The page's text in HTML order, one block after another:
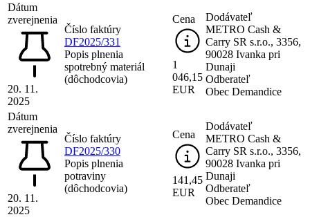
Dátum
zverejnenia
20. 11.
2025
Číslo faktúry
DF2025/331
Popis plnenia
spotrebný materiál
(dôchodcovia)
Cena
1
046,15
EUR
Dodávateľ
METRO Cash &
Carry SR s.r.o., 3356,
90028 Ivanka pri
Dunaji
Odberateľ
Obec Demandice
Dátum
zverejnenia
20. 11.
2025
Číslo faktúry
DF2025/330
Popis plnenia
potraviny
(dôchodcovia)
Cena
141,45
EUR
Dodávateľ
METRO Cash &
Carry SR s.r.o., 3356,
90028 Ivanka pri
Dunaji
Odberateľ
Obec Demandice